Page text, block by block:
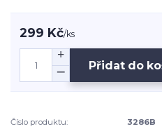
299 Kč/ks
Přidat do
Číslo produktu:
3286B